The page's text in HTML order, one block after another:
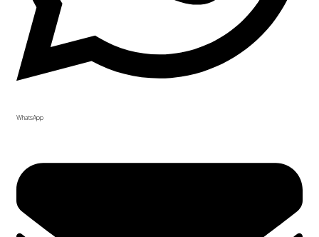
WhatsApp